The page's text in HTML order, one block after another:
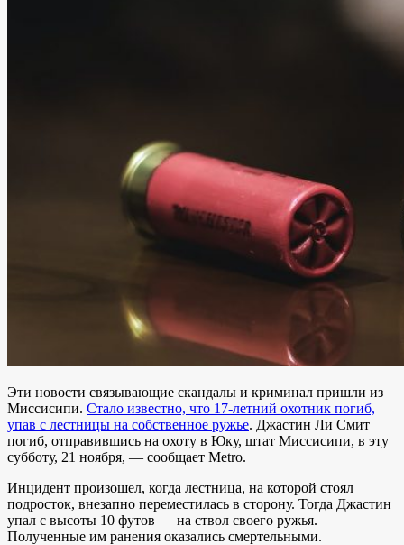
Эти новости связывающие скандалы и криминал пришли из
Миссисипи. Стало известно, что 17-летний охотник погиб,
упав с лестницы на собственное ружье. Джастин Ли Смит
погиб, отправившись на охоту в Юку, штат Миссисипи, в эту
субботу, 21 ноября, — сообщает Metro.
Инцидент произошел, когда лестница, на которой стоял
подросток, внезапно переместилась в сторону. Тогда Джастин
упал с высоты 10 футов — на ствол своего ружья.
Полученные им ранения оказались смертельными.